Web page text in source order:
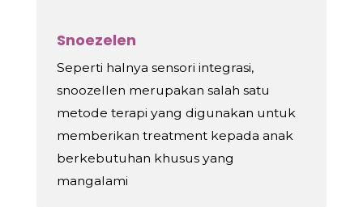
Snoezelen
Seperti halnya sensori integrasi,
snoozellen merupakan salah satu
metode terapi yang digunakan untuk
memberikan treatment kepada anak
berkebutuhan khusus yang
mangalami